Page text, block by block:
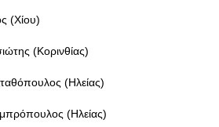
(Χίου)
(Κορινθίας)
(Ηλείας)
(Ηλείας)